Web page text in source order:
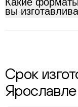
вы
Срок
Ярославле